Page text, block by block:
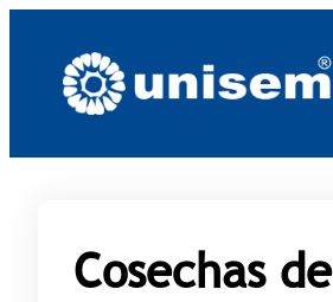
contenido
Cosechas de